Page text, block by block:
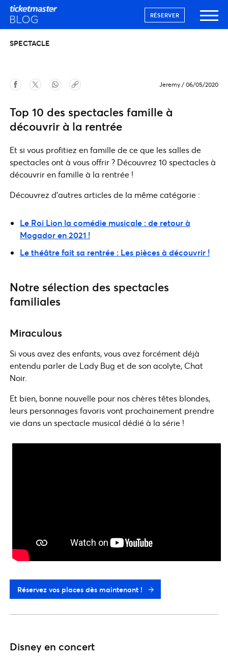
RÉSERVER
SPECTACLE
Jeremy / 06/05/2020
Top 10 des spectacles famille à
découvrir à la rentrée
Et si vous profitiez en famille de ce que les salles de
spectacles ont à vous offrir ? Découvrez 10 spectacles à
découvrir en famille à la rentrée !
Découvrez d’autres articles de la même catégorie :
Le Roi Lion la comédie musicale : de retour à
Mogador en 2021 !
Le théâtre fait sa rentrée : Les pièces à découvrir !
Notre sélection des spectacles
familiales
Miraculous
Si vous avez des enfants, vous avez forcément déjà
entendu parler de Lady Bug et de son acolyte, Chat
Noir.
Et bien, bonne nouvelle pour nos chères têtes blondes,
leurs personnages favoris vont prochainement prendre
vie dans un spectacle musical dédié à la série !
Réservez vos places dès maintenant !
Disney en concert